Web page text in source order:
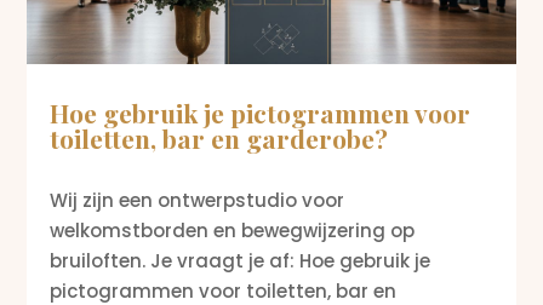
Hoe gebruik je pictogrammen voor
toiletten, bar en garderobe?
Wij zijn een ontwerpstudio voor
welkomstborden en bewegwijzering op
bruiloften. Je vraagt je af: Hoe gebruik je
pictogrammen voor toiletten, bar en